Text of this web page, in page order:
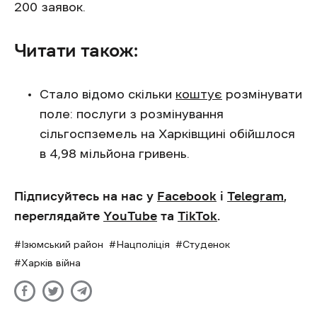
200 заявок.
Читати також:
Стало відомо скільки коштує розмінувати
поле: послуги з розмінування
сільгоспземель на Харківщині обійшлося
в 4,98 мільйона гривень.
Підписуйтесь на нас у Facebook і Telegram,
переглядайте YouTube та TikTok.
Ізюмський район Нацполіція
Студенок
Харків війна